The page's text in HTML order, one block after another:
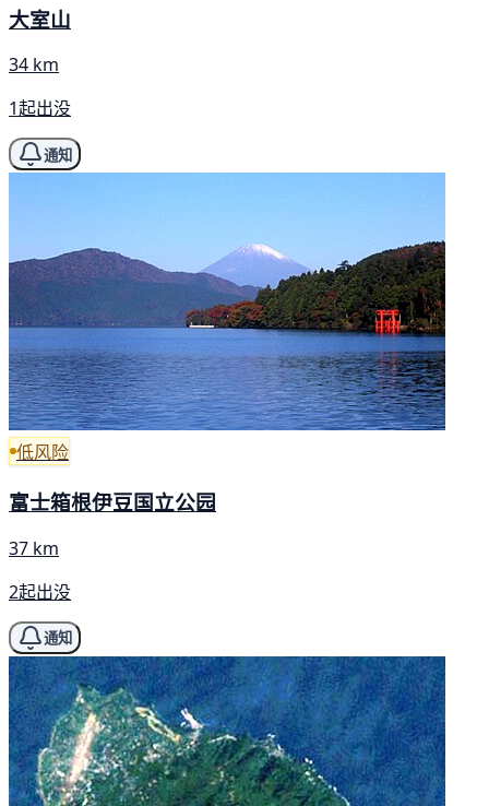
大室山
34 km
1起出没
通知
低风险
富士箱根伊豆国立公园
37 km
2起出没
通知